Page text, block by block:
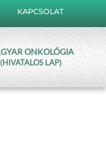
KAPCSOLAT
ONKOLÓGIA
(HIVATALOS LAP)